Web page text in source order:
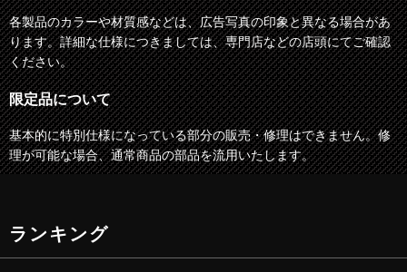
各製品のカラーや材質感などは、広告写真の印象と異なる場合があ
ります。詳細な仕様につきましては、専門店などの店頭にてご確認
ください。
限定品について
基本的に特別仕様になっている部分の販売・修理はできません。修
理が可能な場合、通常商品の部品を流用いたします。
ランキング